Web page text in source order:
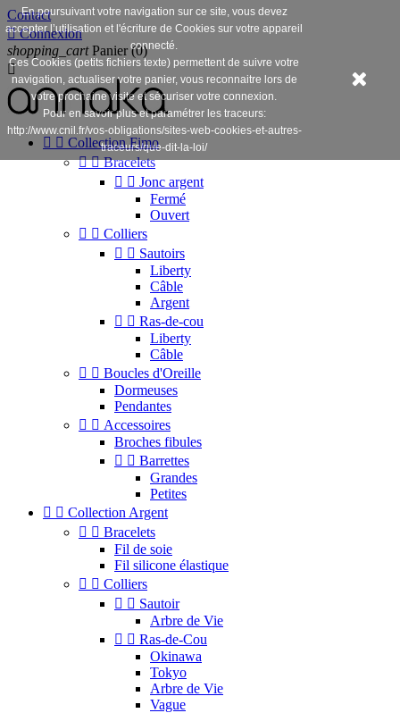
Contact
 Connexion
shopping_cart Panier (0)

  Collection Fimo
  Bracelets
  Jonc argent
Fermé
Ouvert
  Colliers
  Sautoirs
Liberty
Câble
Argent
  Ras-de-cou
Liberty
Câble
  Boucles d'Oreille
Dormeuses
Pendantes
  Accessoires
Broches fibules
  Barrettes
Grandes
Petites
  Collection Argent
  Bracelets
Fil de soie
Fil silicone élastique
  Colliers
  Sautoir
Arbre de Vie
  Ras-de-Cou
Okinawa
Tokyo
Arbre de Vie
Vague
En poursuivant votre navigation sur ce site, vous devez
accepter l’utilisation et l'écriture de Cookies sur votre appareil
connecté.
Ces Cookies (petits fichiers texte) permettent de suivre votre
navigation, actualiser votre panier, vous reconnaitre lors de
votre prochaine visite et sécuriser votre connexion.
Pour en savoir plus et paramétrer les traceurs:
http://www.cnil.fr/vos-obligations/sites-web-cookies-et-autres-
traceurs/que-dit-la-loi/